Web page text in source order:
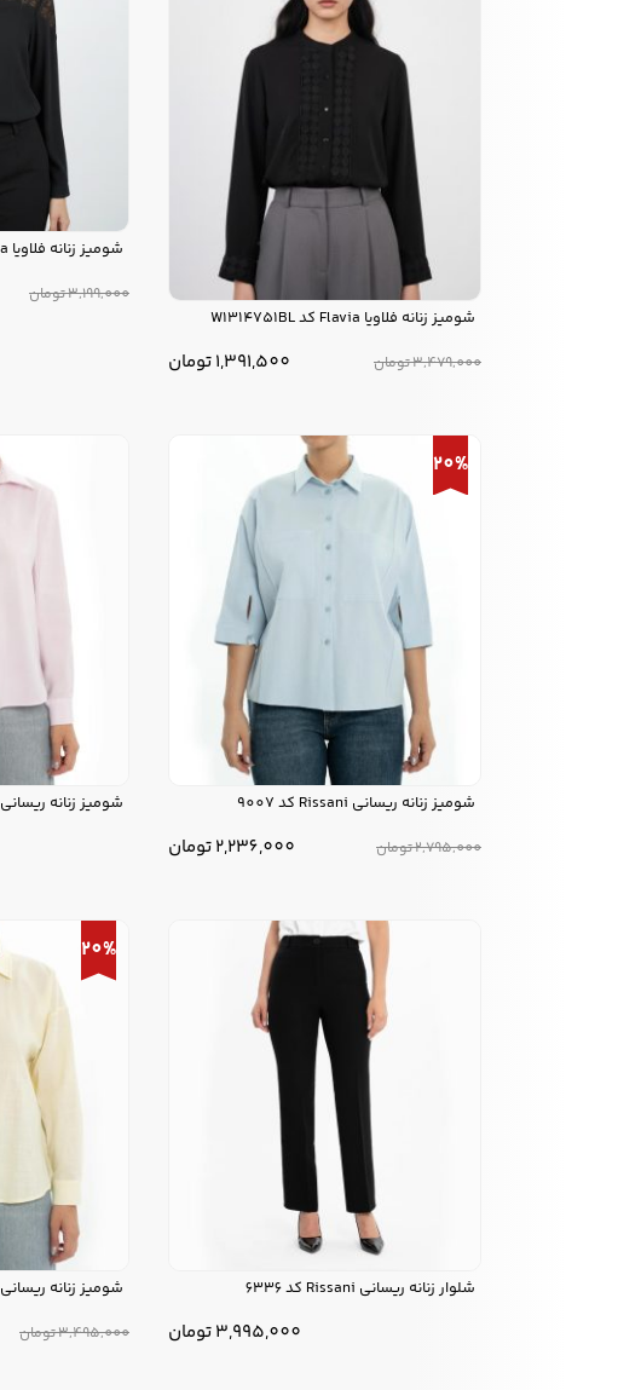
شوميز زنانه فلاويا Flavia کد W1314751BL
3,479,000تومان 1,391,500تومان
شومیز زنانه فلاویا Flavia کد W1316185SH
3,199,000تومان
20%
شومیز زنانه ریسانی Rissani کد 9007
2,795,000تومان 2,236,000تومان
شومیز زنانه ریسانی Rissani کد 9107
شلوار زنانه ریسانی Rissani کد 6336
3,995,000تومان
20%
شومیز زنانه ریسانی Rissani کد 9099
3,495,000تومان